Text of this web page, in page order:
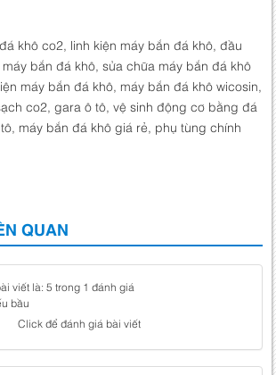
khô co2, linh kiện máy bắn đá khô, đầu
bắn đá khô, sửa chữa máy bắn đá khô
máy bắn đá khô, máy bắn đá khô wicosin,
co2, gara ô tô, vệ sinh động cơ bằng đá
máy bắn đá khô giá rẻ, phụ tùng chính
QUAN
viết là: 5 trong 1 đánh giá
bầu
Click để đánh giá bài viết